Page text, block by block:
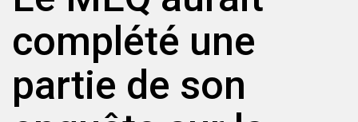
complété une
partie de son